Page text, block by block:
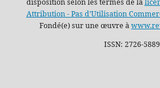
disposition selon les termes de la
Attribution - Pas d’Utilisation
Fondé(e) sur une œuvre à
ISSN: 2726-5889